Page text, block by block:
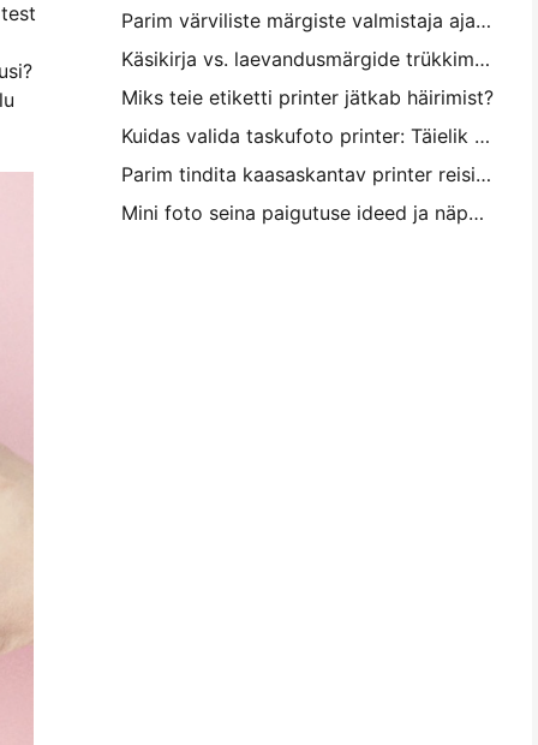
Parim värviliste märgiste valmistaja ajakirjastamiseks ja scrapbooking'iks: lisage iga leheküljele rohkem värvi
Käsikirja vs. laevandusmärgide trükkimine: näpunäited väikeettevõtetele 2026. aastal
Miks teie etiketti printer jätkab häirimist?
Kuidas valida taskufoto printer: Täielik juhend ajakirjanduse, reisimise ja iPhone'i kasutajatele
Parim tindita kaasaskantav printer reisimiseks, kooliks ja mobiiltööks: Hanin MT620 Pro ülevaade
Mini foto seina paigutuse ideed ja näpunäited magamistuba ja magamistuba kaunistamiseks